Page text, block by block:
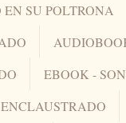
SU POLTRONA
EBOOK -